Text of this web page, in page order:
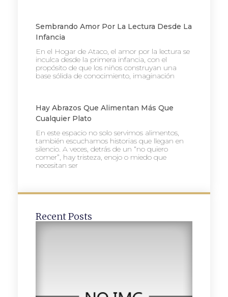
Sembrando Amor Por La Lectura Desde La
Infancia
En el Hogar de Ataco, el amor por la lectura se
inculca desde la primera infancia, con el
propósito de que los niños construyan una
base sólida de conocimiento, imaginación
Hay Abrazos Que Alimentan Más Que
Cualquier Plato
En este espacio no solo servimos alimentos,
también escuchamos historias que llegan en
silencio. A veces, detrás de un “no quiero
comer”, hay tristeza, enojo o miedo que
necesitan ser
Recent Posts